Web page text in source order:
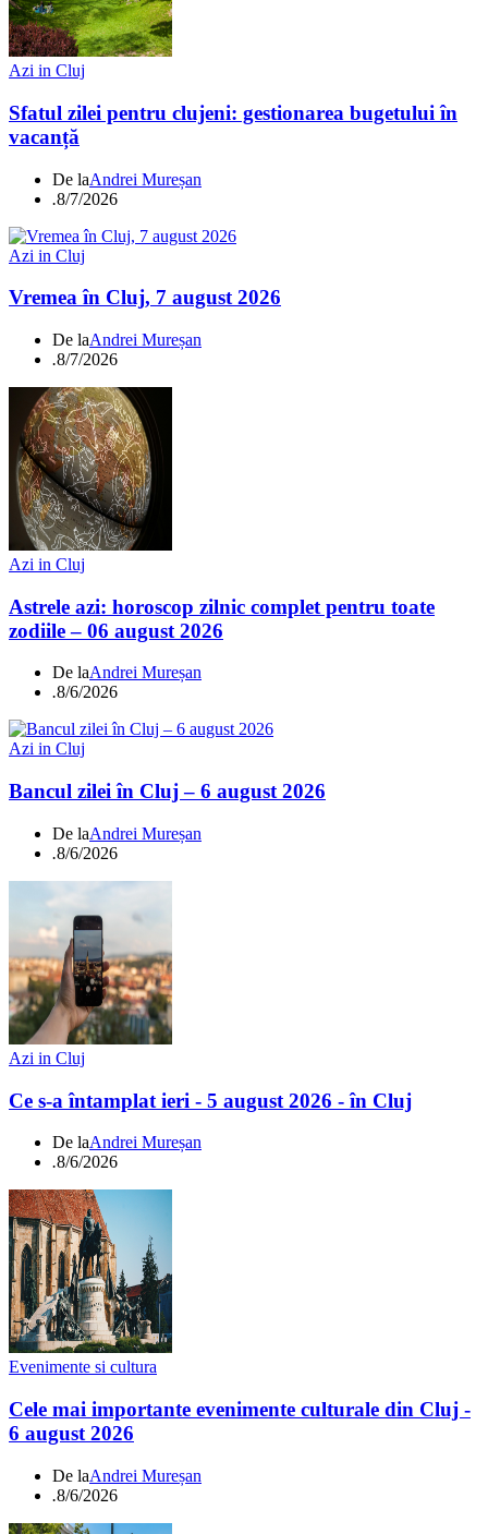
Azi in Cluj
Sfatul zilei pentru clujeni: gestionarea bugetului în
vacanță
De laAndrei Mureșan
.8/7/2026
Azi in Cluj
Vremea în Cluj, 7 august 2026
De laAndrei Mureșan
.8/7/2026
Azi in Cluj
Astrele azi: horoscop zilnic complet pentru toate
zodiile – 06 august 2026
De laAndrei Mureșan
.8/6/2026
Azi in Cluj
Bancul zilei în Cluj – 6 august 2026
De laAndrei Mureșan
.8/6/2026
Azi in Cluj
Ce s-a întamplat ieri - 5 august 2026 - în Cluj
De laAndrei Mureșan
.8/6/2026
Evenimente si cultura
Cele mai importante evenimente culturale din Cluj -
6 august 2026
De laAndrei Mureșan
.8/6/2026